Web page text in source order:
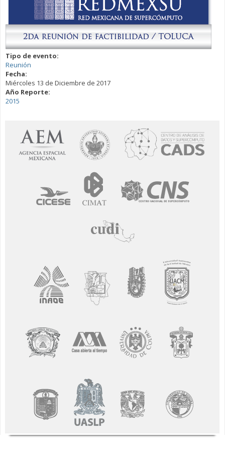
Tipo de evento:
Reunión
Fecha:
Miércoles 13 de Diciembre de 2017
Año Reporte:
2015